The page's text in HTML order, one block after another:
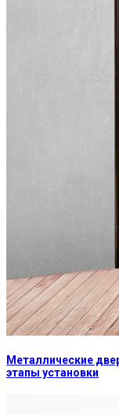
Металлические
этапы установки